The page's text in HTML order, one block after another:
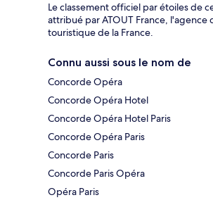
Le classement officiel par étoiles de
attribué par ATOUT France,
touristique de la France.
Connu aussi sous le nom de
Concorde Opéra
Concorde Opéra Hotel
Concorde Opéra Hotel Paris
Concorde Opéra Paris
Concorde Paris
Concorde Paris Opéra
Opéra Paris